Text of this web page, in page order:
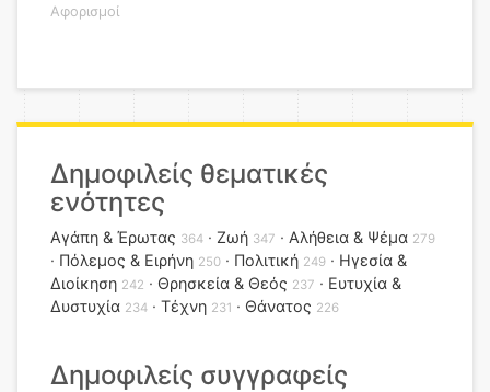
Αφορισμοί
Δημοφιλείς θεματικές
ενότητες
Αγάπη & Έρωτας 364 Ζωή 347 Αλήθεια & Ψέμα 279
Πόλεμος & Ειρήνη 250 Πολιτική 249
Ηγεσία &
Διοίκηση 242 Θρησκεία & Θεός 237
Ευτυχία &
Δυστυχία 234 Τέχνη 231 Θάνατος 226
Δημοφιλείς συγγραφείς